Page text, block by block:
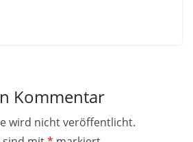
Kommentar
wird nicht veröffentlicht.